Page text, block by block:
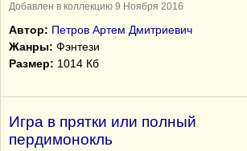
Добавлен в коллекцию 9 Ноября 2016
Автор: Петров Артем Дмитриевич
Жанры: Фэнтези
Размер: 1014 Кб
Игра в прятки или полный
пердимонокль